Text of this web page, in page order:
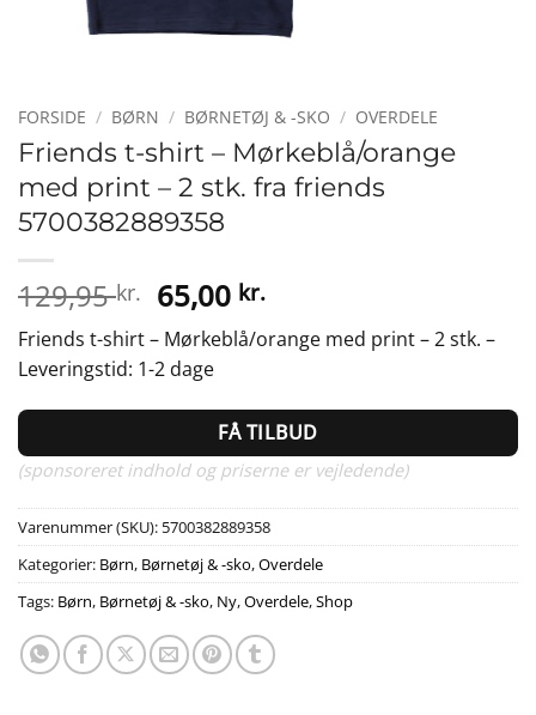
FORSIDE / BØRN / BØRNETØJ & -SKO / OVERDELE
Friends t-shirt – Mørkeblå/orange
med print – 2 stk. fra friends
5700382889358
129,95kr. Den
oprindelige
pris
var:
129,95 kr..
65,00 kr.Den
aktuelle
pris
65,00 kr..
Friends t-shirt – Mørkeblå/orange med print – 2 stk. –
Leveringstid: 1-2 dage
FÅ TILBUD
(sponsoreret indhold og priserne er vejledende)
Varenummer (SKU): 5700382889358
Kategorier: Børn, Børnetøj & -sko,Overdele
Tags: Børn, Børnetøj & -sko, Ny,Overdele,Shop